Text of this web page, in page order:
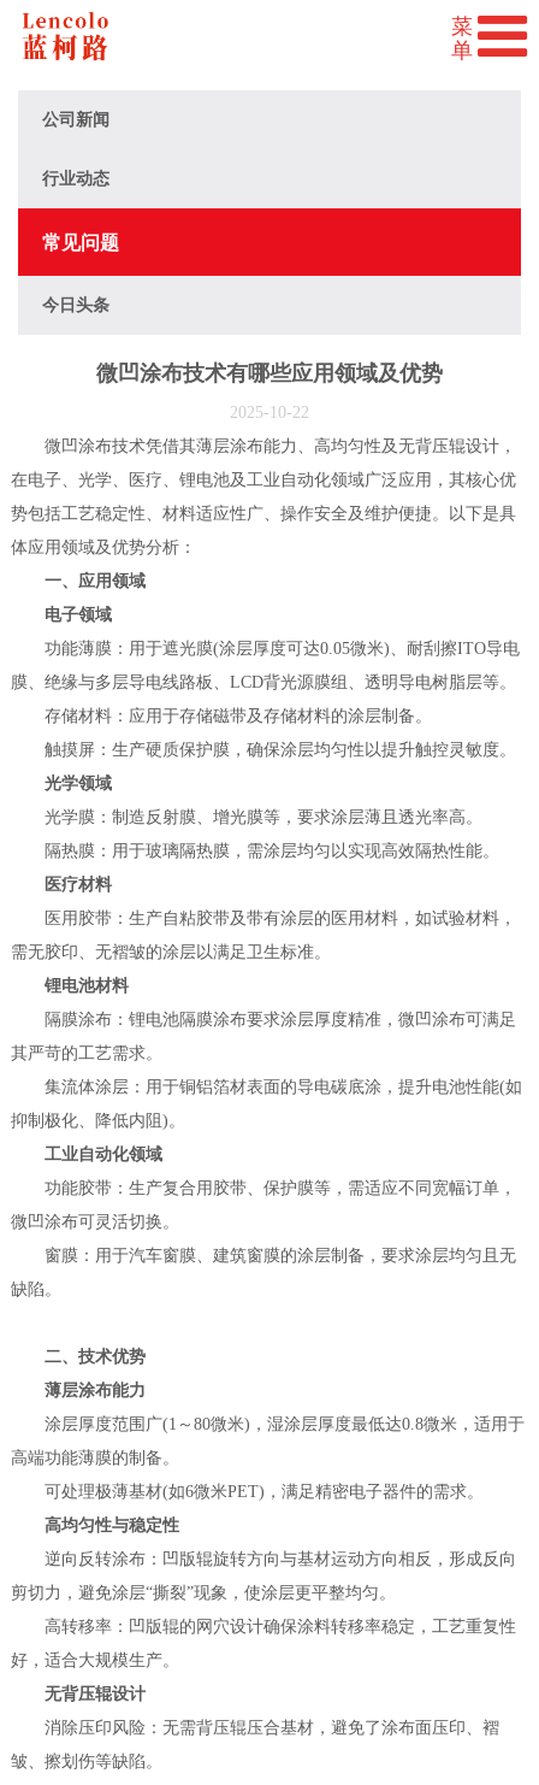
公司新闻
行业动态
常见问题
今日头条
微凹涂布技术有哪些应用领域及优势
2025-10-22
微凹涂布技术凭借其薄层涂布能力、高均匀性及无背压辊设计，
在电子、光学、医疗、锂电池及工业自动化领域广泛应用，其核心优
势包括工艺稳定性、材料适应性广、操作安全及维护便捷。以下是具
体应用领域及优势分析：
一、应用领域
电子领域
功能薄膜：用于遮光膜(涂层厚度可达0.05微米)、耐刮擦ITO导电
膜、绝缘与多层导电线路板、LCD背光源膜组、透明导电树脂层等。
存储材料：应用于存储磁带及存储材料的涂层制备。
触摸屏：生产硬质保护膜，确保涂层均匀性以提升触控灵敏度。
光学领域
光学膜：制造反射膜、增光膜等，要求涂层薄且透光率高。
隔热膜：用于玻璃隔热膜，需涂层均匀以实现高效隔热性能。
医疗材料
医用胶带：生产自粘胶带及带有涂层的医用材料，如试验材料，
需无胶印、无褶皱的涂层以满足卫生标准。
锂电池材料
隔膜涂布：锂电池隔膜涂布要求涂层厚度精准，微凹涂布可满足
其严苛的工艺需求。
集流体涂层：用于铜铝箔材表面的导电碳底涂，提升电池性能(如
抑制极化、降低内阻)。
工业自动化领域
功能胶带：生产复合用胶带、保护膜等，需适应不同宽幅订单，
微凹涂布可灵活切换。
窗膜：用于汽车窗膜、建筑窗膜的涂层制备，要求涂层均匀且无
缺陷。
二、技术优势
薄层涂布能力
涂层厚度范围广(1～80微米)，湿涂层厚度最低达0.8微米，适用于
高端功能薄膜的制备。
可处理极薄基材(如6微米PET)，满足精密电子器件的需求。
高均匀性与稳定性
逆向反转涂布：凹版辊旋转方向与基材运动方向相反，形成反向
剪切力，避免涂层“撕裂”现象，使涂层更平整均匀。
高转移率：凹版辊的网穴设计确保涂料转移率稳定，工艺重复性
好，适合大规模生产。
无背压辊设计
消除压印风险：无需背压辊压合基材，避免了涂布面压印、褶
皱、擦划伤等缺陷。